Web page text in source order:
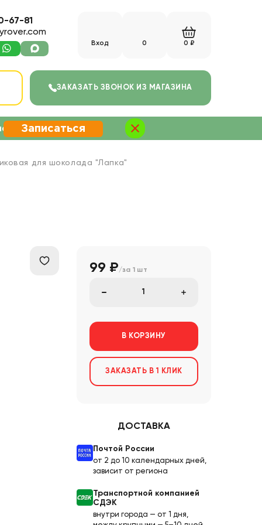
67-81
Вход 0 0 ₽
ЗАКАЗАТЬ ЗВОНОК ИЗ МАГАЗИНА
для шоколада "Лапка"
99 ₽/за 1 шт
В КОРЗИНУ
ЗАКАЗАТЬ В 1 КЛИК
ДОСТАВКА
Почтой России
от 2 до 10 календарных дней,
зависит от региона
Транспортной компанией
СДЭК
внутри города — от 1 дня,
Записаться